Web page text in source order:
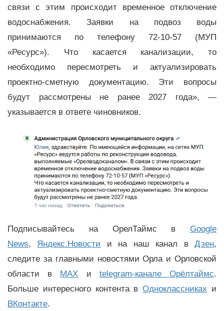
связи с этим происходит временное отключение
водоснабжения. Заявки на подвоз воды
принимаются по телефону 72-10-57 (МУП
«Ресурс»). Что касается канализации, то
необходимо пересмотреть и актуализировать
проектно-сметную документацию. Эти вопросы
будут рассмотрены не ранее 2027 года», —
указывается в ответе чиновников.
Подписывайтесь на ОрелТаймс в Google
News, Яндекс.Новости и на наш канал вДзен,
следите за главными новостями Орла и Орловской
области в MAX и telegram-канале Орёлтаймс.
Больше интересного контента вОдноклассниках и
ВКонтакте.